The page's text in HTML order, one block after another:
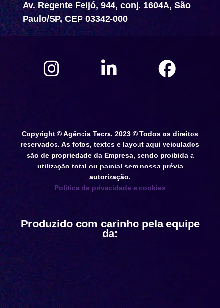
Av. Regente Feijó, 944, conj. 1604A, São
Paulo/SP, CEP 03342-000
Copyright © Agência Tecra. 2023 © Todos os direitos
reservados. As fotos, textos e layout aqui veiculados
são de propriedade da Empresa, sendo proibida a
utilização total ou parcial sem nossa prévia
autorização.
Política de privacidade e cookies
Produzido com carinho pela equipe
da: